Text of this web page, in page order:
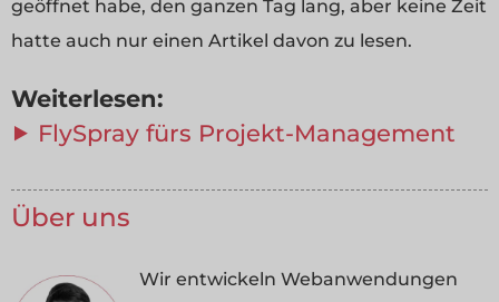
geöffnet habe, den ganzen Tag lang, aber keine Zeit
hatte auch nur einen Artikel davon zu lesen.
Weiterlesen:
⯈ FlySpray fürs Projekt-Management
Über uns
Wir entwickeln Webanwendungen